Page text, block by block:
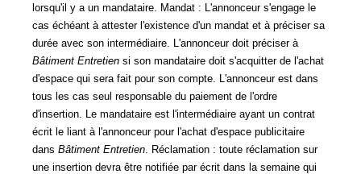
lorsqu'il y a un mandataire. Mandat : L'annonceur s'engage le
cas échéant à attester l'existence d'un mandat et à préciser sa
durée avec son intermédiaire. L'annonceur doit préciser à
Bâtiment Entretien si son mandataire doit s'acquitter de l'achat
d'espace qui sera fait pour son compte. L'annonceur est dans
tous les cas seul responsable du paiement de l'ordre
d'insertion. Le mandataire est l'intermédiaire ayant un contrat
écrit le liant à l'annonceur pour l'achat d'espace publicitaire
dans Bâtiment Entretien Réclamation : toute réclamation sur
une insertion devra être notifiée par écrit dans la semaine qui